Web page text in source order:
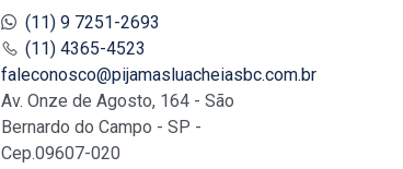
(11) 9 7251-2693
(11) 4365-4523
faleconosco@pijamasluacheiasbc.com.br
Av. Onze de Agosto, 164 - São
Bernardo do Campo - SP -
Cep.09607-020